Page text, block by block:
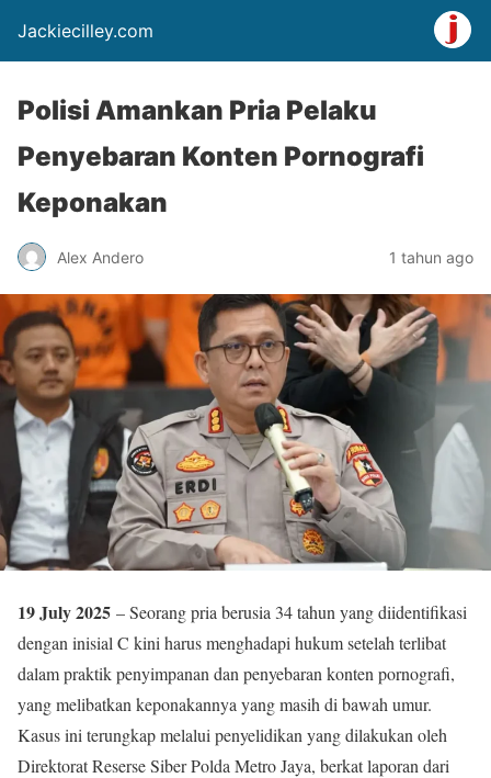
Jackiecilley.com
Polisi Amankan Pria Pelaku
Penyebaran Konten Pornografi
Keponakan
Alex Andero 1 tahun ago
19 July 2025 – Seorang pria berusia 34 tahun yang diidentifikasi
dengan inisial C kini harus menghadapi hukum setelah terlibat
dalam praktik penyimpanan dan penyebaran konten pornografi,
yang melibatkan keponakannya yang masih di bawah umur.
Kasus ini terungkap melalui penyelidikan yang dilakukan oleh
Direktorat Reserse Siber Polda Metro Jaya, berkat laporan dari